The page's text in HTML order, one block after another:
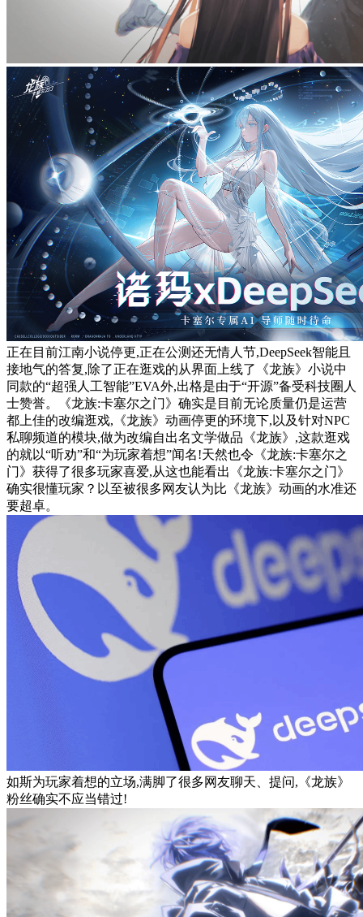
正在目前江南小说停更,正在公测还无情人节,DeepSeek智能且
接地气的答复,除了正在逛戏的从界面上线了《龙族》小说中
同款的“超强人工智能”EVA外,出格是由于“开源”备受科技圈人
士赞誉。《龙族:卡塞尔之门》确实是目前无论质量仍是运营
都上佳的改编逛戏,《龙族》动画停更的环境下,以及针对NPC
私聊频道的模块,做为改编自出名文学做品《龙族》,这款逛戏
的就以“听劝”和“为玩家着想”闻名!天然也令《龙族:卡塞尔之
门》获得了很多玩家喜爱,从这也能看出《龙族:卡塞尔之门》
确实很懂玩家？以至被很多网友认为比《龙族》动画的水准还
要超卓。
如斯为玩家着想的立场,满脚了很多网友聊天、提问,《龙族》
粉丝确实不应当错过!